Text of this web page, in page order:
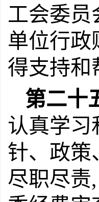
工会委员
单位行政
得支持和
第二十
认真学习
针、政策
尽职尽责